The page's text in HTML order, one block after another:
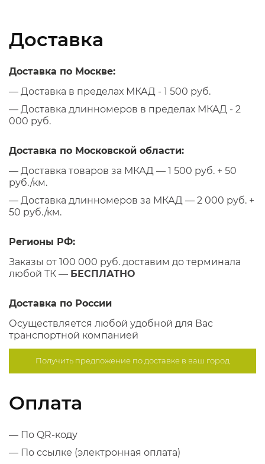
Доставка
Доставка по Москве:
— Доставка в пределах МКАД - 1 500 руб.
— Доставка длинномеров в пределах МКАД - 2
000 руб.
Доставка по Московской области:
— Доставка товаров за МКАД — 1 500 руб. + 50
руб./км.
— Доставка длинномеров за МКАД — 2 000 руб. +
50 руб./км.
Регионы РФ:
Заказы от 100 000 руб. доставим до терминала
любой ТК — БЕСПЛАТНО
Доставка по России
Осуществляется любой удобной для Вас
транспортной компанией
Получить предложение подоставке в ваш город
Оплата
— По QR-коду
— По ссылке (электронная оплата)